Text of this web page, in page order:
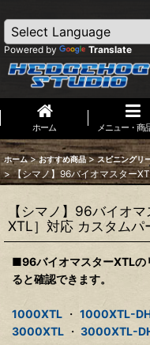
Powered by Translate
ホーム メニュー・商
ホーム > おすすめ商品 > スピニングリ
> 【シマノ】96バイオマスター
【シマノ】96バイオ
XTL］対応 カスタムパ
■96バイオマスターXTLの
ると確認できます。
1000XTL ・ 1000XTL-
3000XTL ・ 3000XTL-